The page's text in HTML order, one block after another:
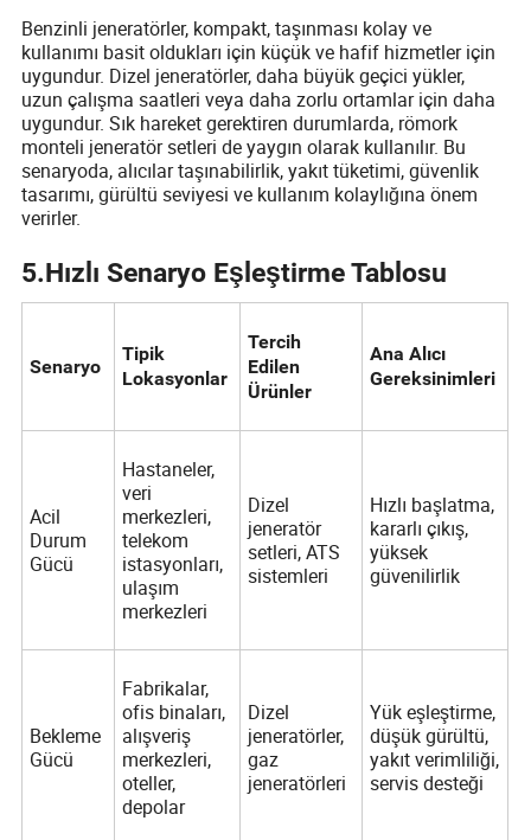
Benzinli jeneratörler, kompakt, taşınması kolay ve
kullanımı basit oldukları için küçük ve hafif hizmetler için
uygundur. Dizel jeneratörler, daha büyük geçici yükler,
uzun çalışma saatleri veya daha zorlu ortamlar için daha
uygundur. Sık hareket gerektiren durumlarda, römork
monteli jeneratör setleri de yaygın olarak kullanılır. Bu
senaryoda, alıcılar taşınabilirlik, yakıt tüketimi, güvenlik
tasarımı, gürültü seviyesi ve kullanım kolaylığına önem
verirler.
5.Hızlı Senaryo Eşleştirme Tablosu
Senaryo
Tipik
Lokasyonlar
Tercih
Edilen
Ürünler
Ana Alıcı
Gereksinimleri
Acil
Durum
Gücü
Hastaneler,
veri
merkezleri,
telekom
istasyonları,
ulaşım
merkezleri
Dizel
jeneratör
setleri, ATS
sistemleri
Hızlı başlatma,
kararlı çıkış,
yüksek
güvenilirlik
Bekleme
Gücü
Fabrikalar,
ofis binaları,
alışveriş
merkezleri,
oteller,
depolar
Dizel
jeneratörler,
gaz
jeneratörleri
Yük eşleştirme,
düşük gürültü,
yakıt verimliliği,
servis desteği